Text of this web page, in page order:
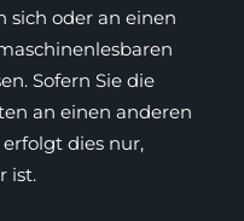
sich oder an einen
Sofern Sie die
an einen anderen
dies nur,
ist.